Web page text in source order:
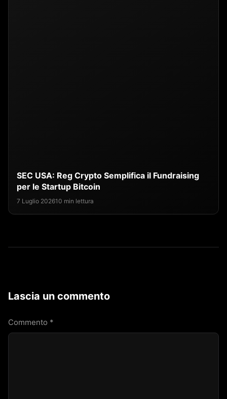
SEC USA: Reg Crypto Semplifica il Fundraising
per le Startup Bitcoin
7 Luglio 202610 min lettura
Lascia un commento
Commento *